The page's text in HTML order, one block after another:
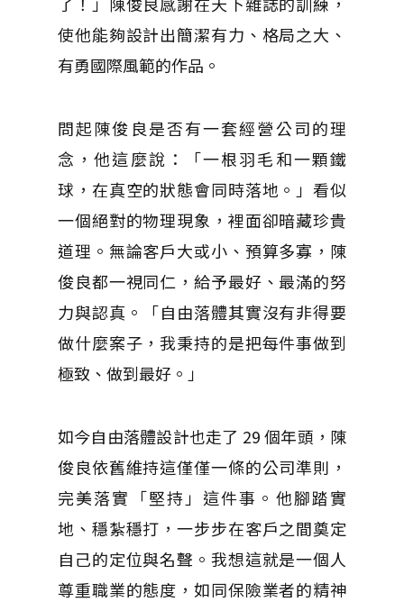
使他能夠設計出簡潔有力、格局之大、
有勇國際風範的作品。
問起陳俊良是否有一套經營公司的理
念，他這麼說：「一根羽毛和一顆鐵
球，在真空的狀態會同時落地。」看似
一個絕對的物理現象，裡面卻暗藏珍貴
道理。無論客戶大或小、預算多寡，陳
俊良都一視同仁，給予最好、最滿的努
力與認真。「自由落體其實沒有非得要
做什麼案子，我秉持的是把每件事做到
極致、做到最好。」
如今自由落體設計也走了 29 個年頭，陳
俊良依舊維持這僅僅一條的公司準則，
完美落實「堅持」這件事。他腳踏實
地、穩紮穩打，一步步在客戶之間奠定
自己的定位與名聲。我想這就是一個人
尊重職業的態度，如同保險業者的精神